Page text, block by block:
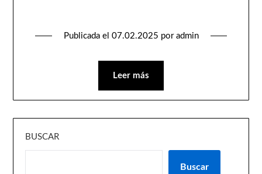
Publicada el 07.02.2025 por admin
Leer más
BUSCAR
Buscar